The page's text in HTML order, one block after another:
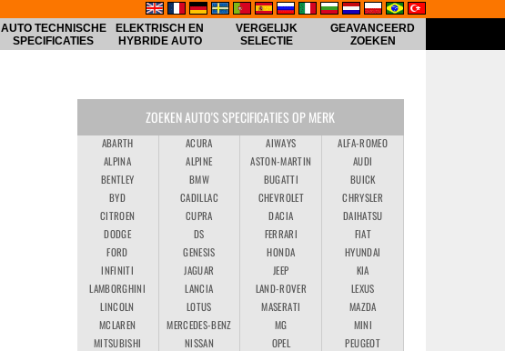
AUTO TECHNISCHE
SPECIFICATIES
ELEKTRISCH EN
HYBRIDE AUTO
VERGELIJK
SELECTIE
GEAVANCEERD
ZOEKEN
ZOEKEN AUTO'S SPECIFICATIES OP MERK
ABARTH ACURA AIWAYS
ALFA-ROMEO
ALPINA
ALPINE ASTON-MARTIN
AUDI
BENTLEY
BMW BUGATTI
BUICK
BYD
CADILLAC CHEVROLET
CHRYSLER
CITROEN
CUPRA DACIA
DAIHATSU
DODGE
DS FERRARI
FIAT
FORD
GENESIS HONDA
HYUNDAI
INFINITI
JAGUAR JEEP
KIA
LAMBORGHINI
LANCIA LAND-ROVER
LEXUS
LINCOLN
LOTUS MASERATI
MAZDA
MCLAREN
MERCEDES-BENZ MG
MINI
MITSUBISHI
NISSAN OPEL
PEUGEOT